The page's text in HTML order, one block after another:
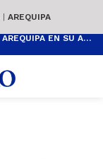
| AREQUIPA
ACTIVIDADES GRATUITAS PARA DISFRUTAR DE AREQUIPA EN SU ANIVERSARIO